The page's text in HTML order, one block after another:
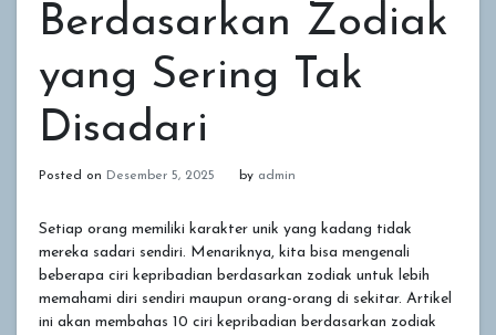
Berdasarkan Zodiak
yang Sering Tak
Disadari
Posted on Desember 5, 2025 by admin
Setiap orang memiliki karakter unik yang kadang tidak
mereka sadari sendiri. Menariknya, kita bisa mengenali
beberapa ciri kepribadian berdasarkan zodiak untuk lebih
memahami diri sendiri maupun orang-orang di sekitar. Artikel
ini akan membahas 10 ciri kepribadian berdasarkan zodiak